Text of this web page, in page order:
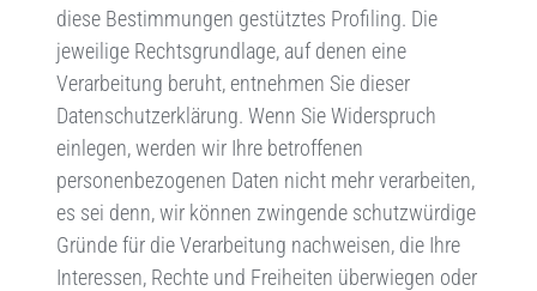
diese Bestimmungen gestütztes Profiling. Die
jeweilige Rechtsgrundlage, auf denen eine
Verarbeitung beruht, entnehmen Sie dieser
Datenschutzerklärung. Wenn Sie Widerspruch
einlegen, werden wir Ihre betroffenen
personenbezogenen Daten nicht mehr verarbeiten,
es sei denn, wir können zwingende schutzwürdige
Gründe für die Verarbeitung nachweisen, die Ihre
Interessen, Rechte und Freiheiten überwiegen oder